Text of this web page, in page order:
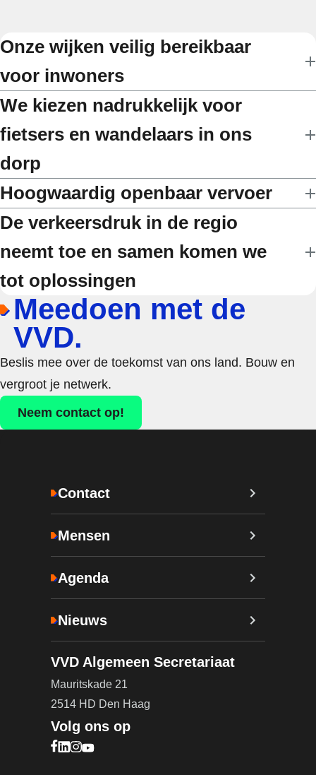
Onze wijken veilig bereikbaar
voor inwoners
We kiezen nadrukkelijk voor
fietsers en wandelaars in ons
dorp
Hoogwaardig openbaar vervoer
De verkeersdruk in de regio
neemt toe en samen komen we
tot oplossingen
Meedoen met de
VVD.
Beslis mee over de toekomst van ons land. Bouw en
vergroot je netwerk.
Neem contact op!
Contact
Mensen
Agenda
Nieuws
VVD Algemeen Secretariaat
Mauritskade 21
2514 HD Den Haag
Volg ons op
Bezoek onze Facebook pagina (opent in nieuw
Bezoek onze LinkedIn pagina (opent in nieuw
Bezoek onze Instagram pagina (opent in
Bezoek onze YouTube pagina (opent in